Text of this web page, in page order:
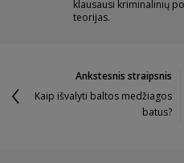
klausausi kriminalinių
teorijas.
Ankstesnis straipsnis
Kaip išvalyti baltos medžiagos
batus?